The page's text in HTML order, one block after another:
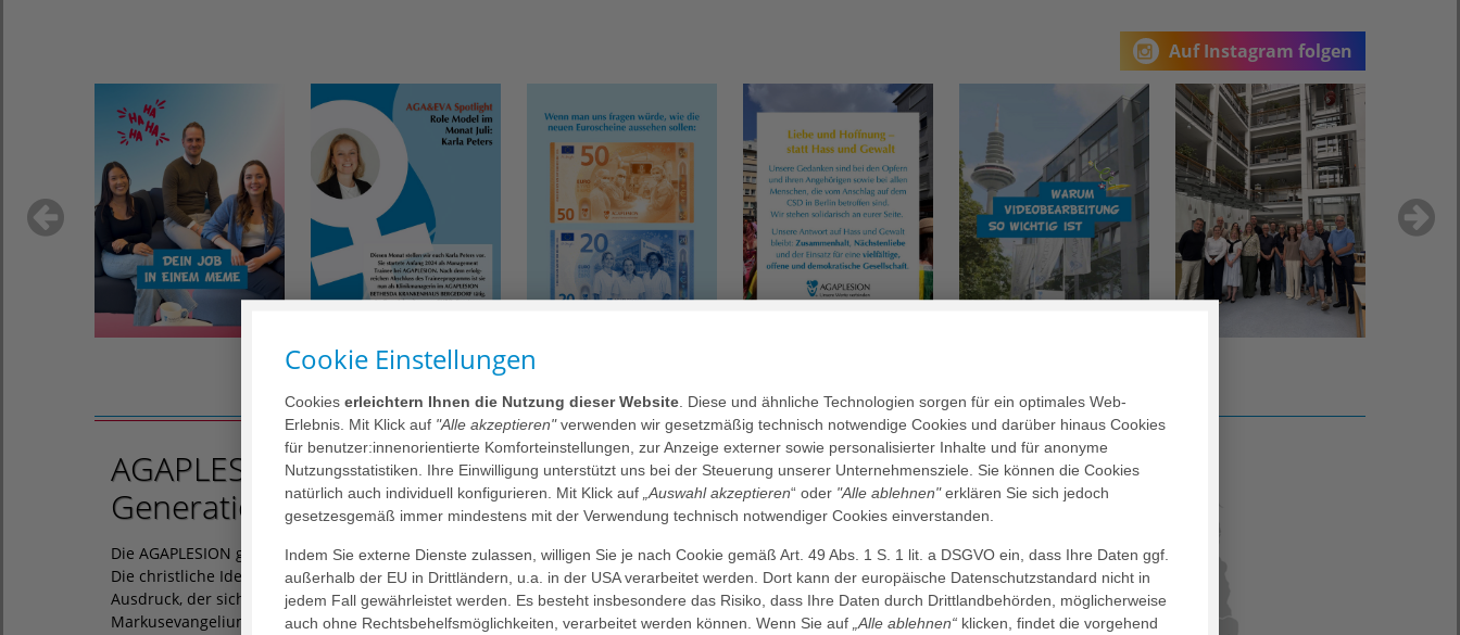
Auf Instagram folgen
AGAPLESION gAG
AGAPLESION - Gesundheitsdienstleister für alle
Generationen und Lebensphasen
Die AGAPLESION gemeinnützige AG ist einer der größten Gesundheitskonzerne in Deutschland.
Die christliche Identität des Unternehmens kommt bereits im Namen AGAPLESION zum
Ausdruck, der sich aus dem altgriechischen „agapéseis tòn plesíon“ (Liebe den Nächsten,
Markusevangelium, Kapitel 12, Vers 31) herleitet.
Cookie Einstellungen
Cookies erleichtern Ihnen die Nutzung dieser Website . Diese und ähnliche Technologien sorgen für ein optimales Web-
Erlebnis. Mit Klick auf "Alle akzeptieren"verwenden wir gesetzmäßig technisch notwendige Cookies und darüber hinaus Cookies
für benutzer:innenorientierte Komforteinstellungen, zur Anzeige externer sowie personalisierter Inhalte und für anonyme
Nutzungsstatistiken. Ihre Einwilligung unterstützt uns bei der Steuerung unserer Unternehmensziele. Sie können die Cookies
natürlich auch individuell konfigurieren. Mit Klick auf „Auswahl akzeptieren“ oder "Alle ablehnen"erklären Sie sich jedoch
gesetzesgemäß immer mindestens mit der Verwendung technisch notwendiger Cookies einverstanden.
Indem Sie externe Dienste zulassen, willigen Sie je nach Cookie gemäß Art. 49 Abs. 1 S. 1 lit. a DSGVO ein, dass Ihre Daten ggf.
außerhalb der EU in Drittländern, u.a. in der USA verarbeitet werden. Dort kann der europäische Datenschutzstandard nicht in
jedem Fall gewährleistet werden. Es besteht insbesondere das Risiko, dass Ihre Daten durch Drittlandbehörden, möglicherweise
auch ohne Rechtsbehelfsmöglichkeiten, verarbeitet werden können. Wenn Sie auf „Alle ablehnen“ klicken, findet die vorgehend